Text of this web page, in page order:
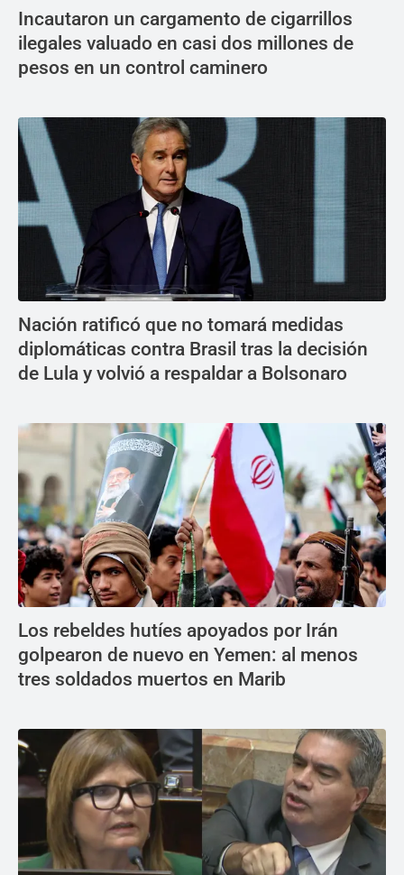
Incautaron un cargamento de cigarrillos
ilegales valuado en casi dos millones de
pesos en un control caminero
Nación ratificó que no tomará medidas
diplomáticas contra Brasil tras la decisión
de Lula y volvió a respaldar a Bolsonaro
Los rebeldes hutíes apoyados por Irán
golpearon de nuevo en Yemen: al menos
tres soldados muertos en Marib